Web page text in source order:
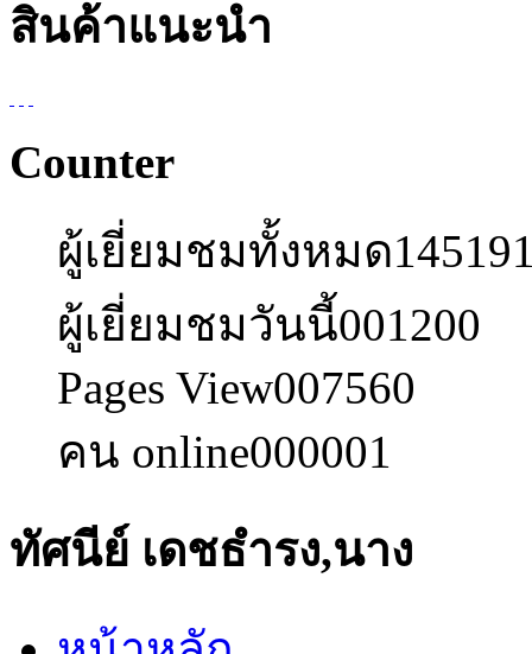
สินค้าแนะนำ
Counter
ผู้เยี่ยมชมทั้งหมด
ผู้เยี่ยมชมวันนี้001200
Pages View007560
คน online000001
ทัศนีย์ เดชธำรง,นาง